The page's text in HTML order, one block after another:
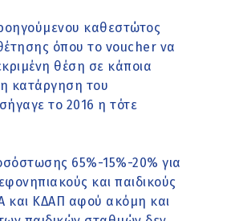
καθεστώτος
όπου το voucher να
θέση σε κάποια
κατάργηση του
το 2016 η τότε
65%-15%-20% για
και παιδικούς
και ΚΔΑΠ αφού ακόμη και